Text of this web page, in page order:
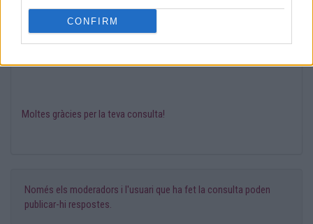
CONFIRM
La Laura Centellas t'ha moderat el missatge amb el suport
Moltes gràcies per la teva consulta!
Només els moderadors i l'usuari que ha fet la consulta poden
publicar-hi respostes.